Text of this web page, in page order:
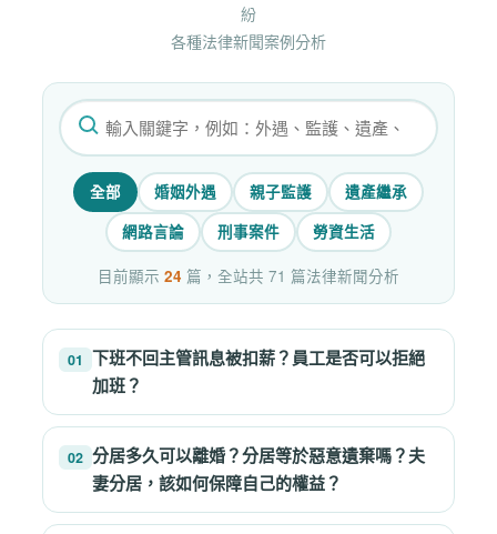
紛
各種法律新聞案例分析
搜尋法律專欄分析文章
全部 婚姻外遇 親子監護
遺產繼承
網路言論
刑事案件 勞資生活
目前顯示 24 篇，全站共 71 篇法律新聞分析
01 下班不回主管訊息被扣薪？員工是否可以拒絕
加班？
02 分居多久可以離婚？分居等於惡意遺棄嗎？夫
妻分居，該如何保障自己的權益？